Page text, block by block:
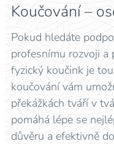
Koučování –
Pokud hledáte
profesnímu rozvoji a
fyzický koučink je
koučování vám
překážkách tváří v
pomáhá lépe se
důvěru a efektivně